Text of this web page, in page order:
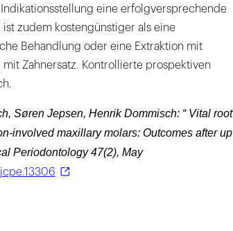
eine erfolgversprechende
zudem kostengünstiger als eine
Behandlung oder eine Extraktion mit
Zahnersatz. Kontrollierte prospektiven
Søren Jepsen, Henrik Dommisch: “ Vital root
maxillary molars: Outcomes after up
Periodontology 47(2), May